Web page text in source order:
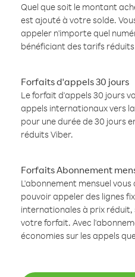
Quel que soit le montant
est ajouté à votre solde.
appeler n'importe quel
bénéficiant des tarifs réduits
Forfaits d'appels 30 jours
Le forfait d'appels 30 jours
appels internationaux vers
pour une durée de 30 jours
réduits Viber.
Forfaits Abonnement
L'abonnement mensuel
pouvoir appeler des lignes
internationales à prix réduit,
votre forfait. Avec
économies sur les appels